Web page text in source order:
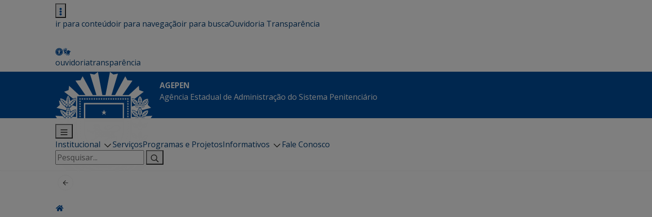
ir para conteúdoir para navegaçãoir para buscaOuvidoria Transparência
ouvidoriatransparência
AGEPEN
Agência Estadual de Administração do Sistema Penitenciário
Institucional ServiçosProgramas e ProjetosInformativos
Fale Conosco
Pesquisar
por: